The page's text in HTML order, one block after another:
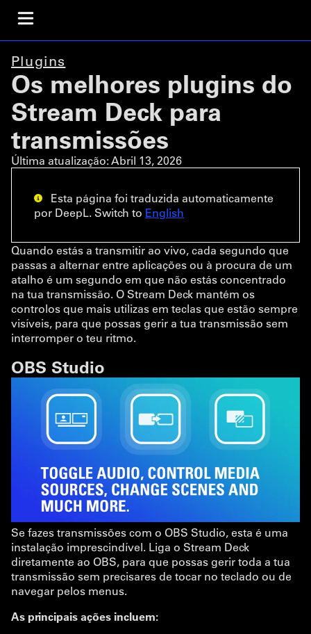
Plugins
Os melhores plugins do
Stream Deck para
transmissões
Última atualização:Abril 13, 2026
Esta página foi traduzida automaticamente
por DeepL. Switch to English
Quando estás a transmitir ao vivo, cada segundo que
passas a alternar entre aplicações ou à procura de um
atalho é um segundo em que não estás concentrado
na tua transmissão. O Stream Deck mantém os
controlos que mais utilizas em teclas que estão sempre
visíveis, para que possas gerir a tua transmissão sem
interromper o teu ritmo.
OBS Studio
Se fazes transmissões com o OBS Studio, esta é uma
instalação imprescindível. Liga o Stream Deck
diretamente ao OBS, para que possas gerir toda a tua
transmissão sem precisares de tocar no teclado ou de
navegar pelos menus.
As principais ações incluem: